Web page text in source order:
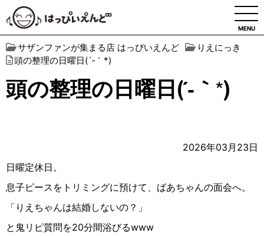
MENU
サザンファンが集まる店 はっぴいえんど
りえにっき
頭の整理の日曜日(´‐｀*)
頭の整理の日曜日(´‐｀*)
2026年03月23日
日曜定休日。
息子ピースをトリミングに預けて、ばあちゃんの面会へ。
「りえちゃんは結婚しないの？」
と鬼リピ質問を20分間浴びるwww